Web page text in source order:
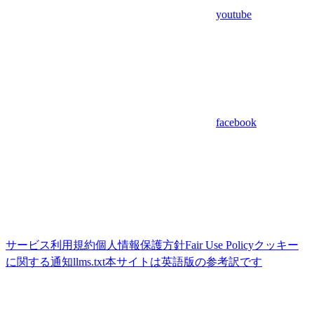
youtube
facebook
サービス利用規約個人情報保護方針Fair Use Policyクッキー
に関する通知llms.txt本サイトは英語版の参考訳です